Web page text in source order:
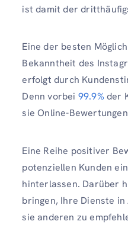
ist damit der
Eine der besten
Bekanntheit des
erfolgt durch
Denn vorbei 99.9% der
sie Online-
Eine Reihe positiver
potenziellen Kunden
hinterlassen. Darüber
bringen, Ihre Dienste
sie anderen zu